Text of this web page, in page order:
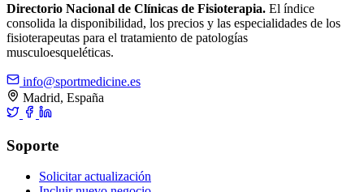
Directorio Nacional de Clínicas de Fisioterapia. El índice
consolida la disponibilidad, los precios y las especialidades de los
fisioterapeutas para el tratamiento de patologías
musculoesqueléticas.
info@sportmedicine.es
Madrid, España
Soporte
Solicitar actualización